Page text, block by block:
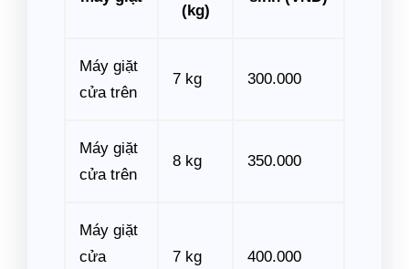
(kg)
Máy giặt
cửa trên
7 kg 300.000
Máy giặt
cửa trên
8 kg 350.000
Máy giặt
cửa
7 kg 400.000